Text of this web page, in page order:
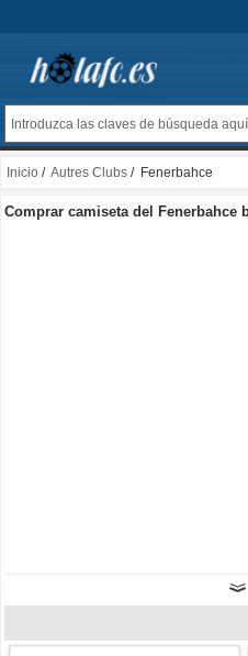
Inicio / Autres Clubs / Fenerbahce
Comprar camiseta del Fenerbahce